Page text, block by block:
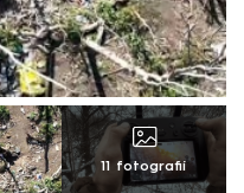
11 fotografií